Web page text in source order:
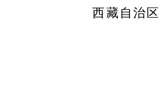
西藏自治区